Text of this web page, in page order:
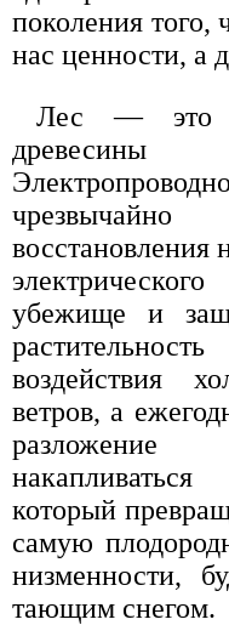
поколения того,
нас ценности, а
Лес — это
восстановления
убежище и
воздействия
ветров, а
разложение
который
самую
низменности,
тающим снегом.